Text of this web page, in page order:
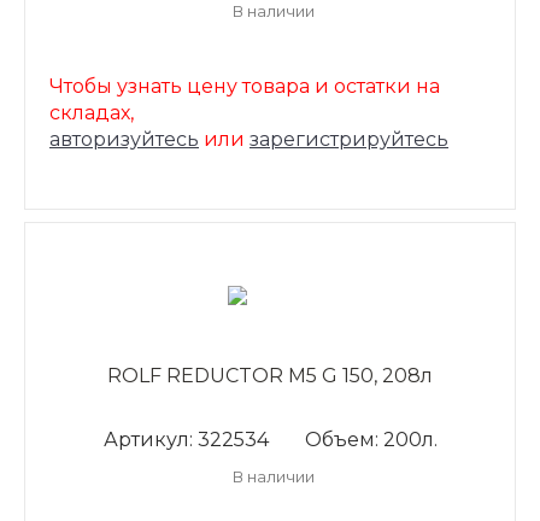
В наличии
Чтобы узнать цену товара и остатки на
складах,
авторизуйтесь или зарегистрируйтесь
ROLF REDUCTOR M5 G 150, 208л
Артикул: 322534 Объем: 200л.
В наличии